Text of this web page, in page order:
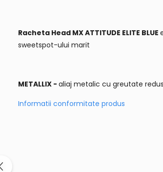
Racheta Head MX ATTITUDE ELITE BLUE
sweetspot-ului marit
METALLIX - aliaj metalic cu greutate
Informatii conformitate produs